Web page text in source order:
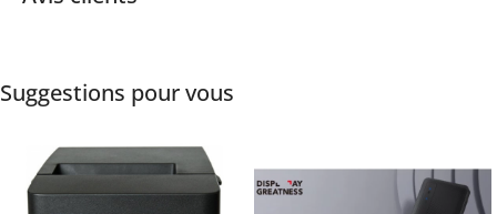
Suggestions pour vous